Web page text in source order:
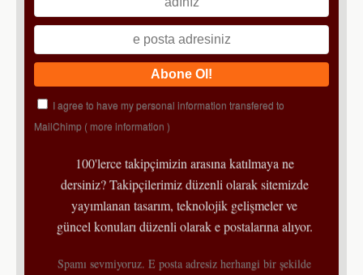
I agree to have my personal information transfered to
MailChimp ( more information )
100'lerce takipçimizin arasına katılmaya ne
dersiniz? Takipçilerimiz düzenli olarak sitemizde
yayımlanan tasarım, teknolojik gelişmeler ve
güncel konuları düzenli olarak e postalarına alıyor.
Spamı sevmiyoruz. E posta adresiz herhangi bir şekilde